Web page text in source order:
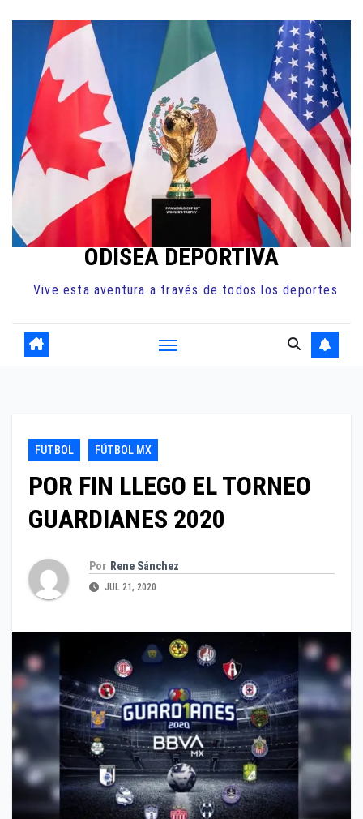
contenido
ODISEA DEPORTIVA
Vive esta aventura a través de todos los deportes
FUTBOL FÚTBOL MX
POR FIN LLEGO EL TORNEO
GUARDIANES 2020
Por Rene Sánchez
JUL 21, 2020